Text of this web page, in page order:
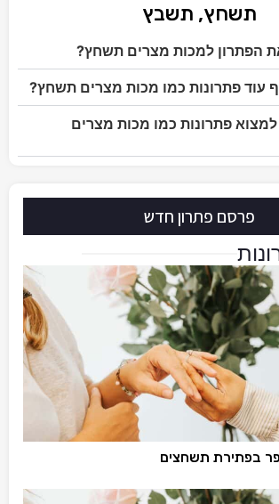
תשחץ, תשבץ
הפתרון למכות מצרים תשחץ?
עוד פתרונות כמו מכות מצרים תשחץ?
למצוא פתרונות כמו מכות מצרים
פרסם פתרון חדש
בפתירת תשחצים